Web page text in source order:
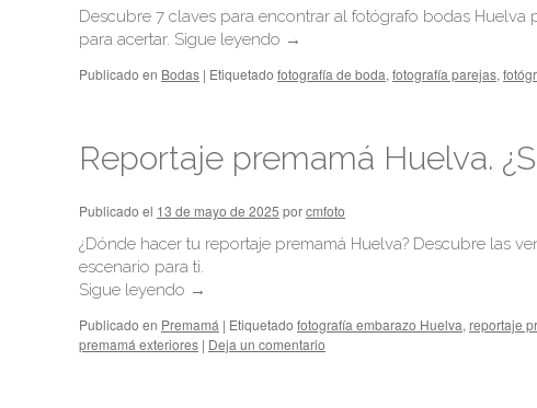
Descubre 7 claves para encontrar al fotógrafo bodas
para acertar. Sigue leyendo →
Publicado en Bodas | Etiquetado fotografía de boda, fotografía parejas,
Reportaje premamá Huelva.
Publicado el 13 de mayo de 2025 porcmfoto
¿Dónde hacer tu reportaje premamá Huelva? Descubre las
escenario para ti.
Sigue leyendo →
Publicado en Premamá | Etiquetado fotografía embarazo Huelva, reportaje
premamá exteriores | Deja un comentario